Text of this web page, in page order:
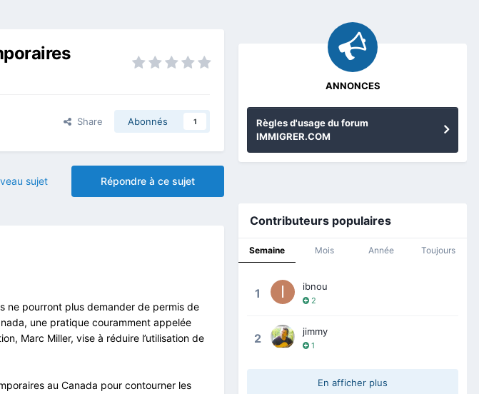
Share Abonnés 1
Répondre à ce sujet
sujet
ne pourront plus demander de permis de
une pratique couramment appelée
Marc Miller, vise à réduire l’utilisation de
au Canada pour contourner les
ANNONCES
Règles d'usage du forum
IMMIGRER.COM
Contributeurs populaires
Semaine Mois Année Toujours
1 ibnou
2
2 jimmy
1
En afficher plus